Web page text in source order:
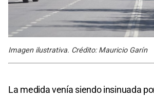
Imagen ilustrativa. Crédito: Mauricio Garín
La medida venía siendo insinuada